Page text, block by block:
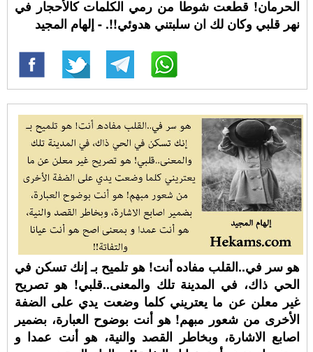
الحرمان! قطعت شوطا من رمي الكلمات كالأحجار في
نهر قلبي وكان لك ان سلبتني هدوئي!!. - إلهام المجيد
هو سر في..القلب مفاده أنت! هو تلميح بـ إنك تسكن في
الحي ذاك، في المدينة تلك والمعنى..قلبي! هو تصريح
غير معلن عن ما يعتريني كلما وضعت يدي على الضفة
الأخرى من شعور مبهم! هو أنت بوضوح العبارة، بضمير
اصابع الاشارة، وبخاطر القصد والنية، هو أنت عمدا و